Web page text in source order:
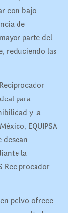
con bajo
de
parte del
reduciendo las
para
y la
EQUIPSA
desean
la
Reciprocador
polvo ofrece